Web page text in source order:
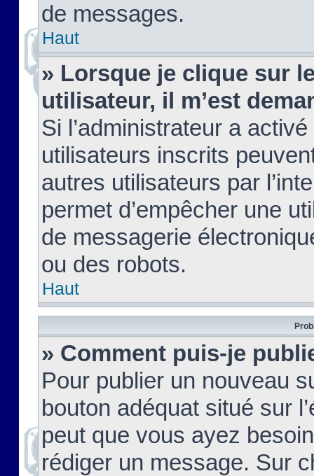
de messages.
Haut
» Lorsque je clique sur
utilisateur, il m’est
Si l’administrateur a
utilisateurs inscrits
autres utilisateurs par
permet d’empêcher une
de messagerie
ou des robots.
Haut
» Comment puis-je
Pour publier un nouveau
bouton adéquat situé sur
peut que vous ayez
rédiger un message. Sur